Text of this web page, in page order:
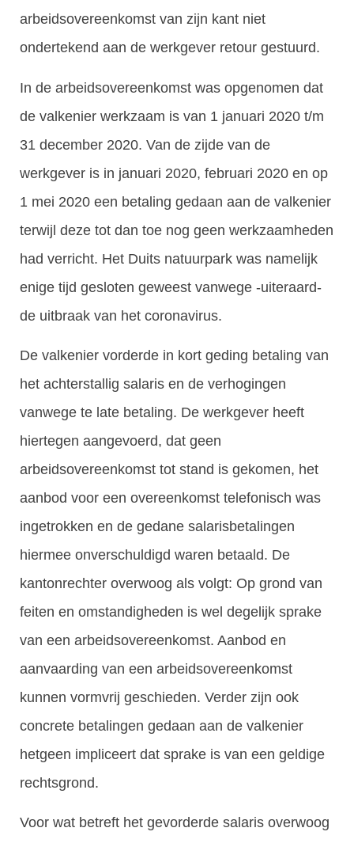
arbeidsovereenkomst van zijn kant niet
ondertekend aan de werkgever retour gestuurd.
In de arbeidsovereenkomst was opgenomen dat
de valkenier werkzaam is van 1 januari 2020 t/m
31 december 2020. Van de zijde van de
werkgever is in januari 2020, februari 2020 en op
1 mei 2020 een betaling gedaan aan de valkenier
terwijl deze tot dan toe nog geen werkzaamheden
had verricht. Het Duits natuurpark was namelijk
enige tijd gesloten geweest vanwege -uiteraard-
de uitbraak van het coronavirus.
De valkenier vorderde in kort geding betaling van
het achterstallig salaris en de verhogingen
vanwege te late betaling. De werkgever heeft
hiertegen aangevoerd, dat geen
arbeidsovereenkomst tot stand is gekomen, het
aanbod voor een overeenkomst telefonisch was
ingetrokken en de gedane salarisbetalingen
hiermee onverschuldigd waren betaald. De
kantonrechter overwoog als volgt: Op grond van
feiten en omstandigheden is wel degelijk sprake
van een arbeidsovereenkomst. Aanbod en
aanvaarding van een arbeidsovereenkomst
kunnen vormvrij geschieden. Verder zijn ook
concrete betalingen gedaan aan de valkenier
hetgeen impliceert dat sprake is van een geldige
rechtsgrond.
Voor wat betreft het gevorderde salaris overwoog